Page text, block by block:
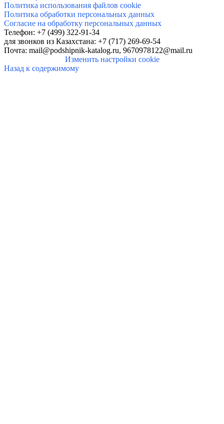
Политика использования файлов cookie
Политика обработки персональных данных
Согласие на обработку персональных данных
Телефон: +7 (499) 322-91-34
для звонков из Казахстана: +7 (717) 269-69-54
Почта: mail@podshipnik-katalog.ru, 9670978122@mail.ru
Изменить настройки cookie
Назад к содержимому